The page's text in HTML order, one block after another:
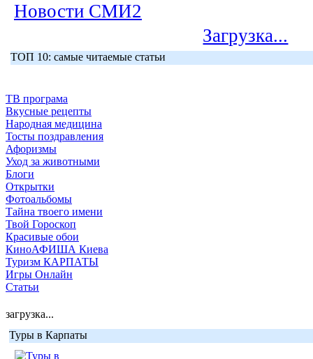
Новости СМИ2
Загрузка...
ТОП 10: самые читаемые статьи
ТВ програма
Вкусные рецепты
Народная медицина
Тосты поздравления
Афоризмы
Уход за животными
Блоги
Открытки
Фотоальбомы
Тайна твоего имени
Твой Гороскоп
Красивые обои
КиноАФИША Киева
Туризм КАРПАТЫ
Игры Онлайн
Статьи
загрузка...
Туры в Карпаты